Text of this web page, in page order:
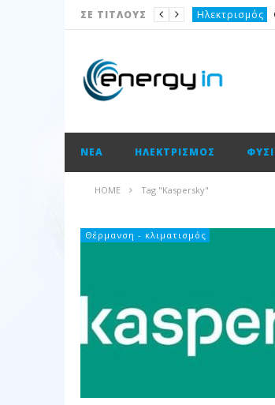
ΣΕ ΤΙΤΛΟΥΣ Ηλεκτρισμός
Νέα
Ισολογισμοί
Νέα
ΝΈΑ ΗΛΕΚΤΡΙΣΜΌΣ
HOME Tag "Kaspersky"
Θέρμανση - κλιματισμός